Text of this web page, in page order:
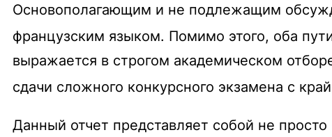
Основополагающим и не подлежащим
французским языком. Помимо этого, оба
выражается в строгом академическом
сдачи сложного конкурсного экзамена с
Данный отчет представляет собой не